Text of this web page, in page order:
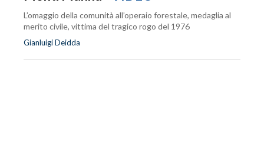
L’omaggio della comunità all’operaio forestale, medaglia al
merito civile, vittima del tragico rogo del 1976
Gianluigi Deidda